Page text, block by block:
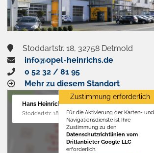
Stoddartstr. 18, 32758 Detmold
info@opel-heinrichs.de
0 52 32 / 81 95
Mehr zu diesem Standort
Hans Heinrichs GmbH
Stoddartstr. 18, 32758 Detmold
Zustimmung erforderlich
Für die Aktivierung der Karten- und
Navigationsdienste ist Ihre
Zustimmung zu den
Datenschutzrichtlinien vom
Drittanbieter Google LLC
erforderlich.